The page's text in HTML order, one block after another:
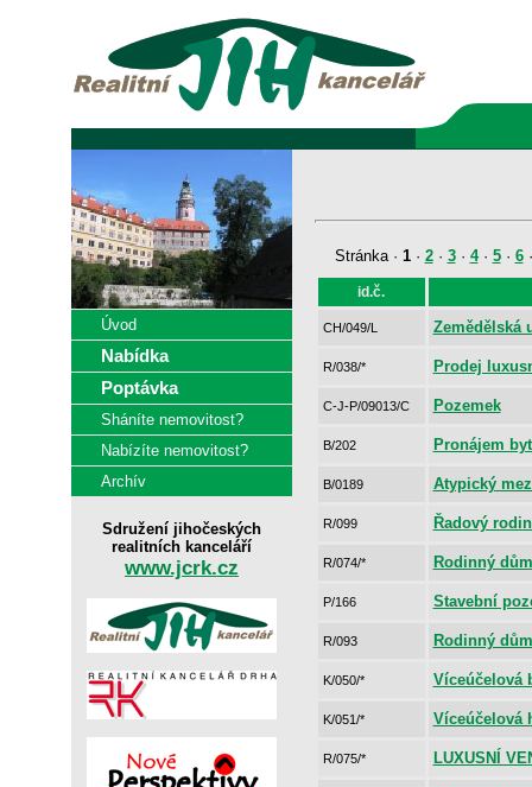
Úvod
Nabídka
Poptávka
Sháníte nemovitost?
Nabízíte nemovitost?
Archív
Sdružení jihočeských
realitních kanceláří
www.jcrk.cz
Stránka · 1· 2· 3· 4· 5· 6
id.č.
CH/049/L Zemědělská
R/038/* Prodej
C-J-P/09013/C Pozemek
B/202 Pronájem
B/0189 Atypický
R/099 Řadový
R/074/* Rodinný
P/166 Stavební
R/093 Rodinný dům
K/050/* Víceúčelová
K/051/* Víceúčelová
R/075/* LUXUSNÍ